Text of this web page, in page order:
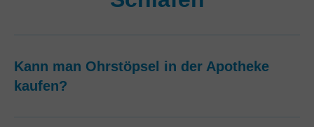
Kann man Ohrstöpsel in der Apotheke
kaufen?